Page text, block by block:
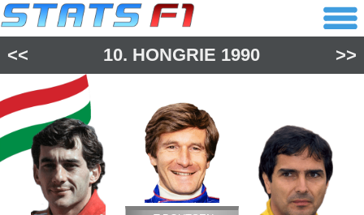
<< 10. HONGRIE 1990 >>